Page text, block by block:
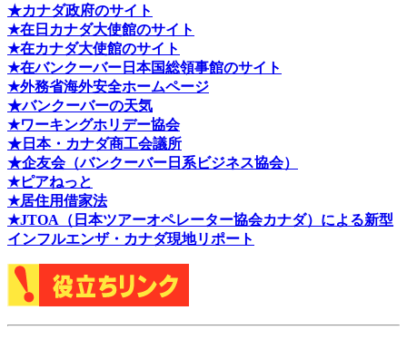
★カナダ政府のサイト
★在日カナダ大使館のサイト
★在カナダ大使館のサイト
★在バンクーバー日本国総領事館のサイト
★外務省海外安全ホームページ
★バンクーバーの天気
★ワーキングホリデー協会
★日本・カナダ商工会議所
★企友会（バンクーバー日系ビジネス協会）
★ピアねっと
★居住用借家法
★JTOA（日本ツアーオペレーター協会カナダ）による新型
インフルエンザ・カナダ現地リポート